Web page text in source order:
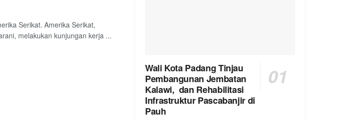
Serikat. Amerika Serikat,
melakukan kunjungan kerja ...
Wali Kota Padang Tinjau
Pembangunan Jembatan
Kalawi, dan Rehabilitasi
Infrastruktur Pascabanjir di
Pauh